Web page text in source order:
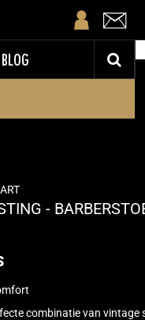
BLOG
-
combinatie van vintage